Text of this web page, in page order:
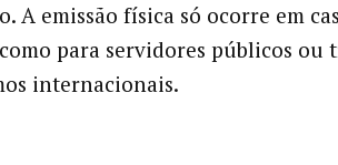
A emissão física só ocorre em
para servidores públicos ou
internacionais.